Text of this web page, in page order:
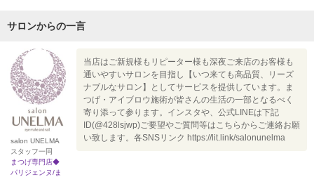
サロンからの一言
salon UNELMA
スタッフ一同
まつげ専門店◆
パリジェンヌ/ま
当店はご新規様もリピーター様も深夜ご来店のお客様も
通いやすいサロンを目指し【いつ来ても高品質、リーズ
ナブルなサロン】としてサービスを提供しています。ま
つげ・アイブロウ施術が皆さんの生活の一部となるべく
寄り添って参ります。インスタや、公式LINEは下記
ID(@428lsjwp)ご要望やご質問等はこちらからご連絡お願
い致します。各SNSリンク https://lit.link/salonunelma